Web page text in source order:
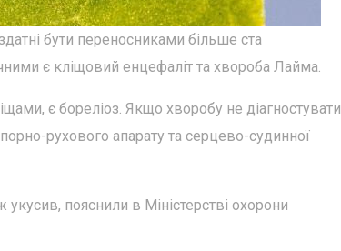
бути переносниками більше ста
є кліщовий енцефаліт та хвороба Лайма.
є бореліоз. Якщо хворобу не діагностувати
рухового апарату та серцево-судинної
пояснили в Міністерстві охорони